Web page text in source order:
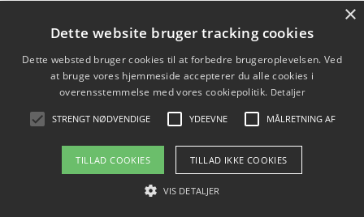
oversigten herunder.
Vi fandt 197 tagfirmaer i Kalvehave. Find
en tømrer eller byggefirma i Kalvehave og
omegn herunder. I hele Vordingborg
kommunefindes der flere tagfirmaer, hvis
×
Dette website bruger tracking cookies
Dette websted bruger cookies til at forbedre brugeroplevelsen. Ved
at bruge vores hjemmeside accepterer du alle cookies i
overensstemmelse med vores cookiepolitik. Detaljer
STRENGT NØDVENDIGE YDEEVNE MÅLRETNING AF
TILLAD COOKIES TILLAD IKKE COOKIES
VIS DETALJER